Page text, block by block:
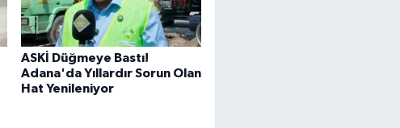
ASKİ Düğmeye Bastı!
Adana'da Yıllardır Sorun Olan
Hat Yenileniyor